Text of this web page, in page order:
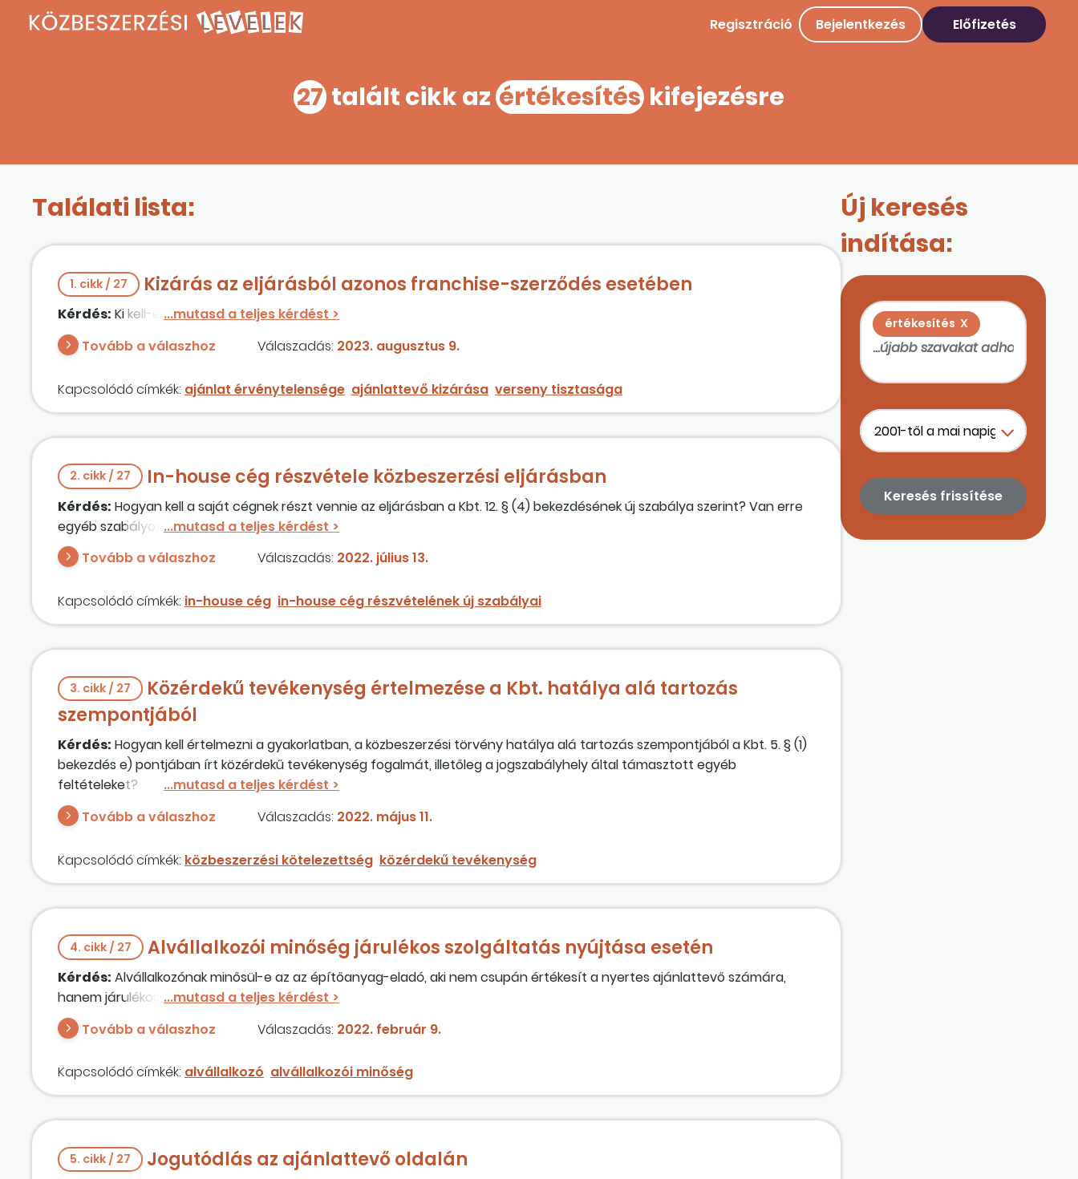
Regisztráció Bejelentkezés Előfizetés
27 talált cikk az értékesítés kifejezésre
Találati lista:
1. cikk / 27 Kizárás az eljárásból azonos franchise-szerződés esetében
Kérdés: Ki kell-e zárni azokat az ajánlattevőket, amelyek azonos céggel vannak franchise-kapcsolatban?
Tovább a válaszhoz
Válaszadás: 2023. augusztus 9.
Kapcsolódó címkék: ajánlat érvénytelensége ajánlattevő kizárása verseny tisztasága
2. cikk / 27 In-house cég részvétele közbeszerzési eljárásban
Kérdés: Hogyan kell a saját cégnek részt vennie az eljárásban a Kbt. 12. § (4) bekezdésének új szabálya szerint? Van erre
egyéb szabályozás, vagy a kapacitást biztosító szervezetekhez hasonlóan kell értelmezni?
Tovább a válaszhoz
Válaszadás: 2022. július 13.
Kapcsolódó címkék: in-house cég in-house cég részvételének új szabályai
3. cikk / 27
Közérdekű tevékenység értelmezése a Kbt. hatálya alá tartozás
szempontjából
Kérdés: Hogyan kell értelmezni a gyakorlatban, a közbeszerzési törvény hatálya alá tartozás szempontjából a Kbt. 5. § (1)
bekezdés e) pontjában írt közérdekű tevékenység fogalmát, illetőleg a jogszabályhely által támasztott egyéb
feltételeket?
Tovább a válaszhoz
Válaszadás: 2022. május 11.
Kapcsolódó címkék: közbeszerzési kötelezettség közérdekű tevékenység
4. cikk / 27 Alvállalkozói minőség járulékos szolgáltatás nyújtása esetén
Kérdés: Alvállalkozónak minősül-e az az építőanyag-eladó, aki nem csupán értékesít a nyertes ajánlattevő számára,
hanem járulékos szolgáltatásként ki is szállítja az eladott anyagot az építési beruházás helyszínére?
Tovább a válaszhoz
Válaszadás: 2022. február 9.
Kapcsolódó címkék: alvállalkozó alvállalkozói minőség
5. cikk / 27 Jogutódlás az ajánlattevő oldalán
Új keresés
indítása:
értékesítésX